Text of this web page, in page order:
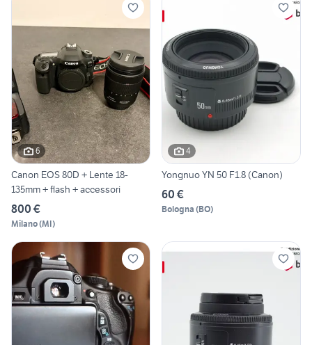
6
Canon EOS 80D + Lente 18-
135mm + flash + accessori
800 €
Milano(MI)
4
Yongnuo YN 50 F1.8 (Canon)
60 €
Bologna (BO)